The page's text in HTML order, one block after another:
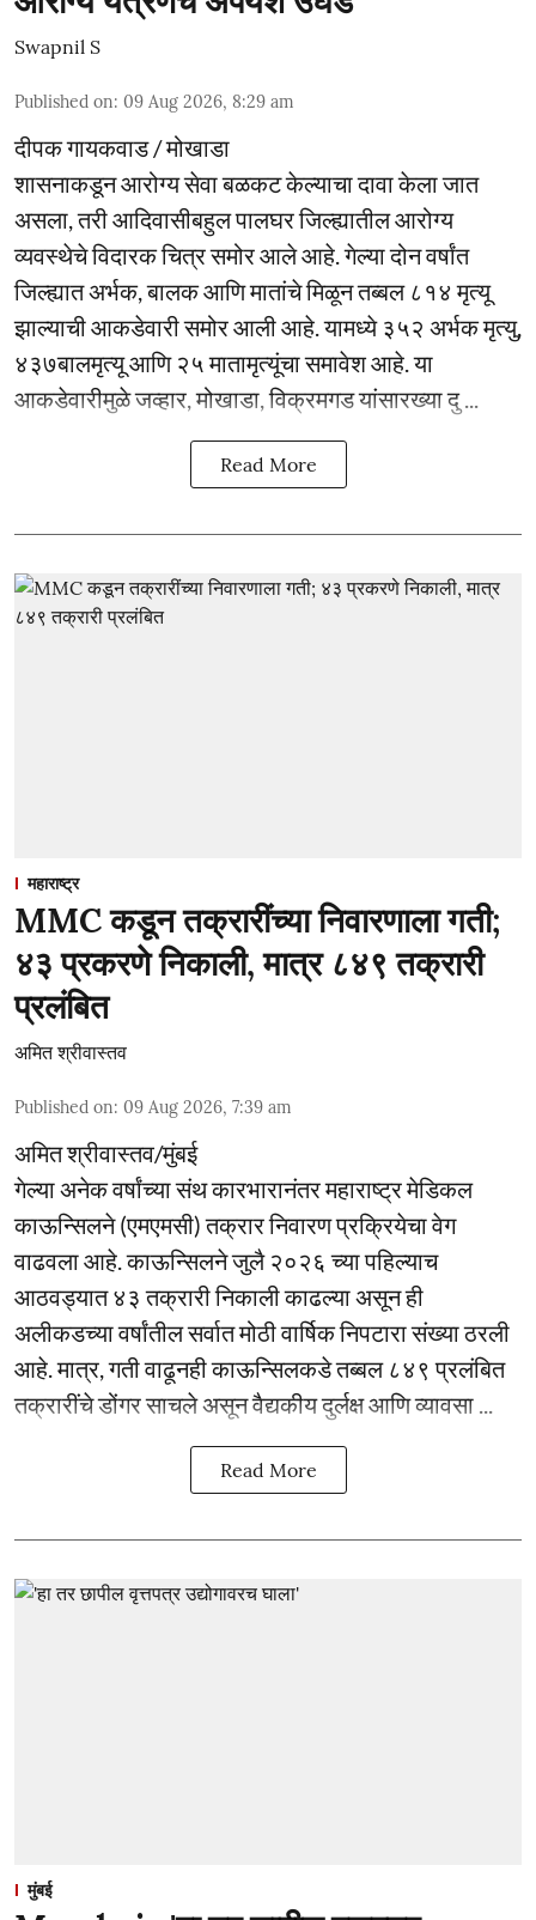
Swapnil S
Published on: 09 Aug 2026, 8:29 am
दीपक गायकवाड / मोखाडा
शासनाकडून आरोग्य सेवा बळकट केल्याचा दावा केला जात
असला, तरी आदिवासीबहुल पालघर जिल्ह्यातील आरोग्य
व्यवस्थेचे विदारक चित्र समोर आले आहे. गेल्या दोन वर्षांत
जिल्ह्यात अर्भक, बालक आणि मातांचे मिळून तब्बल ८१४ मृत्यू
झाल्याची आकडेवारी समोर आली आहे. यामध्ये ३५२ अर्भक मृत्यु,
४३७बालमृत्यू आणि २५ मातामृत्यूंचा समावेश आहे. या
आकडेवारीमुळे जव्हार, मोखाडा, विक्रमगड यांसारख्या दु ...
Read More
महाराष्ट्र
MMC कडून तक्रारींच्या निवारणाला गती;
४३ प्रकरणे निकाली, मात्र ८४९ तक्रारी
प्रलंबित
अमित श्रीवास्तव
Published on: 09 Aug 2026, 7:39 am
अमित श्रीवास्तव/मुंबई
गेल्या अनेक वर्षांच्या संथ कारभारानंतर महाराष्ट्र मेडिकल
काऊन्सिलने (एमएमसी) तक्रार निवारण प्रक्रियेचा वेग
वाढवला आहे. काऊन्सिलने जुलै २०२६ च्या पहिल्याच
आठवड्यात ४३ तक्रारी निकाली काढल्या असून ही
अलीकडच्या वर्षांतील सर्वात मोठी वार्षिक निपटारा संख्या ठरली
आहे. मात्र, गती वाढूनही काऊन्सिलकडे तब्बल ८४९ प्रलंबित
तक्रारींचे डोंगर साचले असून वैद्यकीय दुर्लक्ष आणि व्यावसा ...
Read More
मुंबई